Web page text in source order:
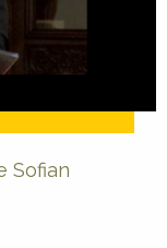
Sofian